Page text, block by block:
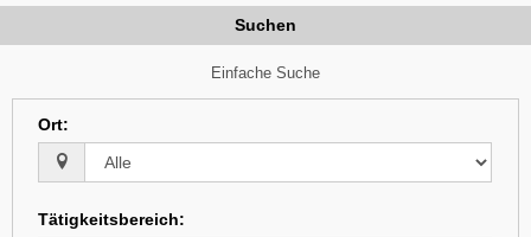
Suchen
Einfache Suche
Ort:
Tätigkeitsbereich: